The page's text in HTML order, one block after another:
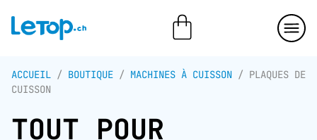
ACCUEIL / BOUTIQUE / MACHINES À CUISSON / PLAQUES DE
CUISSON
TOUT POUR